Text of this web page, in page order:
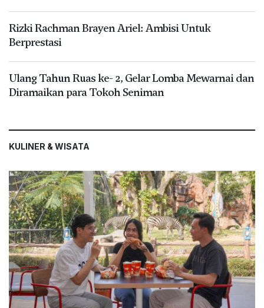
Rizki Rachman Brayen Ariel: Ambisi Untuk
Berprestasi
Ulang Tahun Ruas ke- 2, Gelar Lomba Mewarnai dan
Diramaikan para Tokoh Seniman
KULINER & WISATA